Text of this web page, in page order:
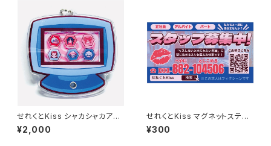
せれくとKiss シャカシャカアク
キー
¥2,000
せれくとKiss マグネットステッ
カー
¥300